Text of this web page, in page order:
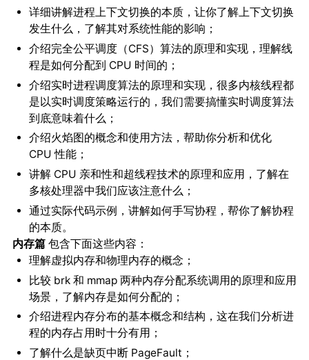
详细讲解进程上下文切换的本质，让你了解上下文切换
发生什么，了解其对系统性能的影响；
介绍完全公平调度（CFS）算法的原理和实现，理解线
程是如何分配到 CPU 时间的；
介绍实时进程调度算法的原理和实现，很多内核线程都
是以实时调度策略运行的，我们需要搞懂实时调度算法
到底意味着什么；
介绍火焰图的概念和使用方法，帮助你分析和优化
CPU 性能；
讲解 CPU 亲和性和超线程技术的原理和应用，了解在
多核处理器中我们应该注意什么；
通过实际代码示例，讲解如何手写协程，帮你了解协程
的本质。
内存篇包含下面这些内容：
理解虚拟内存和物理内存的概念；
比较 brk 和 mmap 两种内存分配系统调用的原理和应用
场景，了解内存是如何分配的；
介绍进程内存分布的基本概念和结构，这在我们分析进
程的内存占用时十分有用；
了解什么是缺页中断 PageFault；